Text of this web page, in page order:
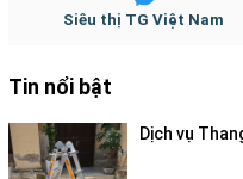
– Khi mua thang
mục đích cụ thể
– Bạn cần kiểm tra
Siêu thị TG Việt Nam
Tin nổi bật
Dịch vụ